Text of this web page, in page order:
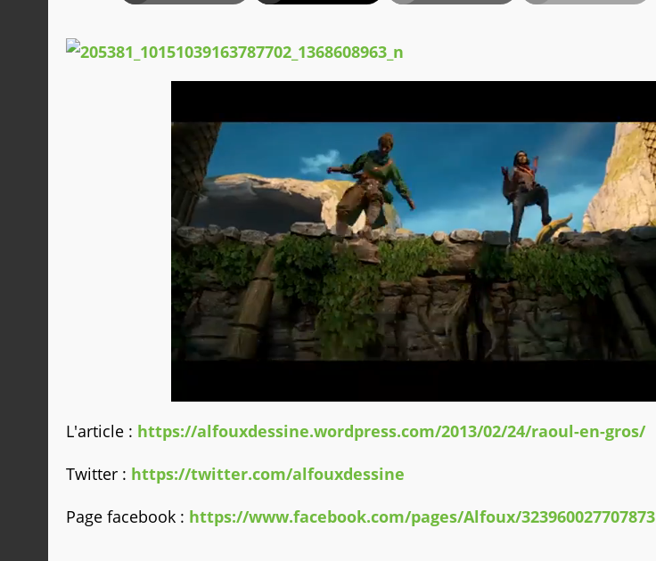
L'article : https://alfouxdessine.wordpress.com/2013/02/24/raoul-en-gros/
Twitter : https://twitter.com/alfouxdessine
Page facebook : https://www.facebook.com/pages/Alfoux/323960027707873